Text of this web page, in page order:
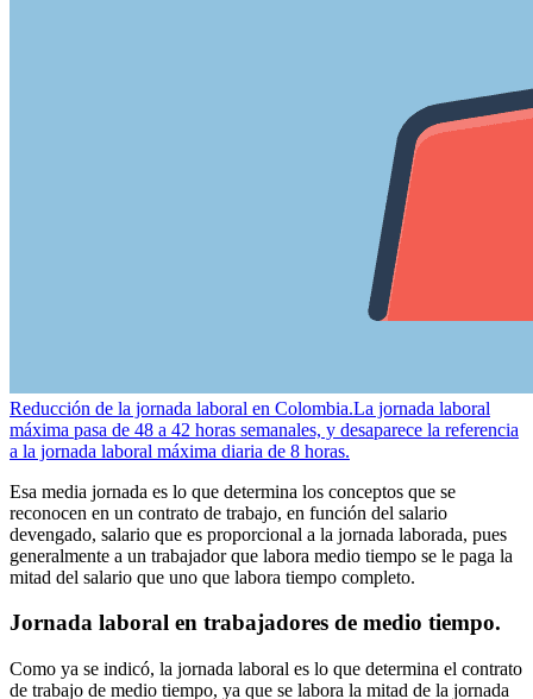
Reducción de la jornada laboral en Colombia.La jornada laboral
máxima pasa de 48 a 42 horas semanales, y desaparece la referencia
a la jornada laboral máxima diaria de 8 horas.
Esa media jornada es lo que determina los conceptos que se
reconocen en un contrato de trabajo, en función del salario
devengado, salario que es proporcional a la jornada laborada, pues
generalmente a un trabajador que labora medio tiempo se le paga la
mitad del salario que uno que labora tiempo completo.
Jornada laboral en trabajadores de medio tiempo.
Como ya se indicó, la jornada laboral es lo que determina el contrato
de trabajo de medio tiempo, ya que se labora la mitad de la jornada